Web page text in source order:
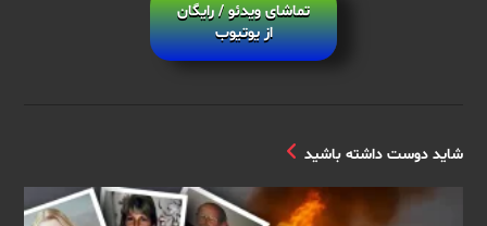
تماشای ویدئو / رایگان
از یوتیوب
شاید دوست داشته باشید